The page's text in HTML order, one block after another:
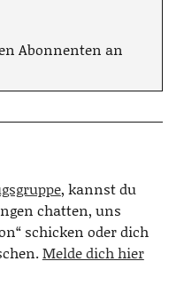
Abonnenten an
, kannst du
chatten, uns
schicken oder dich
Melde dich hier